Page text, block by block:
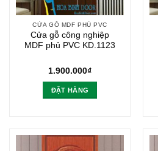
CỬA GỖ MDF PHỦ PVC
Cửa gỗ công nghiệp
MDF phủ PVC KD.1123
1.900.000₫
ĐẶT HÀNG